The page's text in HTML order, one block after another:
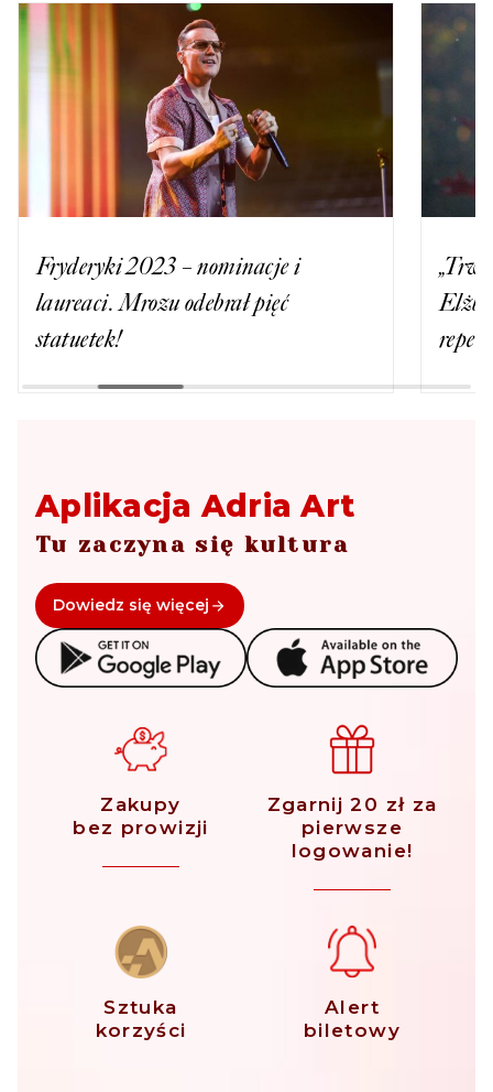
Fryderyki 2023 – nominacje i
laureaci. Mrozu odebrał pięć
statuetek!
Aplikacja Adria Art
Tu zaczyna się kultura
Dowiedz się więcej
Zakupy
bez prowizji
Zgarnij 20 zł za
pierwsze
logowanie!
Sztuka
korzyści
Alert
biletowy